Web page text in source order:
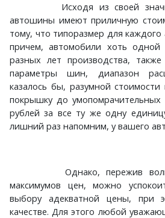
Исходя из своей
автошины имеют приличную
тому, что типоразмер для каждого
причем, автомобили хоть
разных лет производства,
параметры шин, диапазон
казалось бы, разумной
покрышку до
рублей за все ту же одну
лишний раз напомним, у вашего
Однако, пережив
максимумов цен, можно
выбору адекватной цены, при
качестве. Для этого любой